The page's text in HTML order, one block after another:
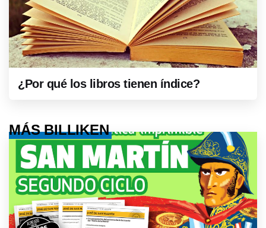
¿Por qué los libros tienen índice?
MÁS BILLIKEN